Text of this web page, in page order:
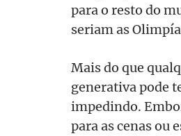
para o resto do
seriam as
Mais do que
generativa pode
impedindo.
para as cenas ou